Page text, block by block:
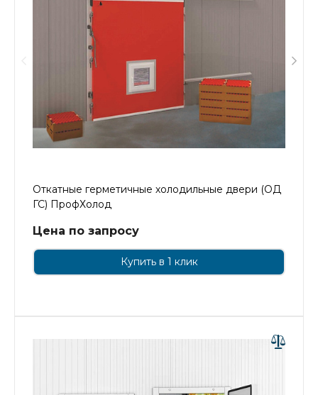
Откатные герметичные холодильные двери (ОД
ГС) ПрофХолод
Цена по запросу
Купить в 1 клик